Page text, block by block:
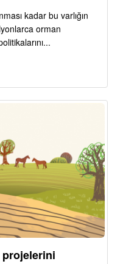
kadar bu varlığın
orman